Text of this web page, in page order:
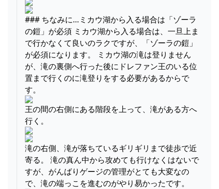
### ちなみに…ミカウ湖から入る場合は「ゾーラ
の鎧」が必須 ミカウ湖から入る場合は、一旦上ま
で行かなくて良いのラクですが、「ゾーラの鎧」
が必須になります。 ミカウ湖の滝は登りません
が、滝の裏側へ行った後にドレファン王のいる位
置まで行くのに滝登りをする必要があるからで
す。
王の間の右側にある階段を上って、滝がある方へ
行く。
滝の右側、滝が落ちているギリギリまで徒歩で近
寄る。 滝の真ん中から攻めても行けなくはないで
すが、がんばりゲージの管理がとても大変なの
で、滝の端っこを進むのがやり易かったです。